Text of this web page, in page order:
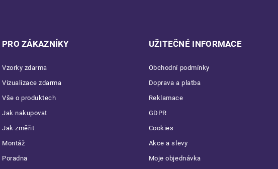
PRO ZÁKAZNÍKY
Vzorky zdarma
Vizualizace zdarma
Vše o produktech
Jak nakupovat
Jak změřit
Montáž
Poradna
UŽITEČNÉ INFORMACE
Obchodní podmínky
Doprava a platba
Reklamace
GDPR
Cookies
Akce a slevy
Moje objednávka